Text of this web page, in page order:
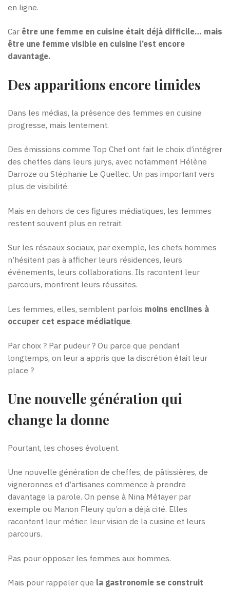
en ligne.
Car être une femme en cuisine était déjà difficile… mais
être une femme visible en cuisine l’est encore
davantage.
Des apparitions encore timides
Dans les médias, la présence des femmes en cuisine
progresse, mais lentement.
Des émissions comme Top Chef ont fait le choix d’intégrer
des cheffes dans leurs jurys, avec notamment Hélène
Darroze ou Stéphanie Le Quellec. Un pas important vers
plus de visibilité.
Mais en dehors de ces figures médiatiques, les femmes
restent souvent plus en retrait.
Sur les réseaux sociaux, par exemple, les chefs hommes
n’hésitent pas à afficher leurs résidences, leurs
événements, leurs collaborations. Ils racontent leur
parcours, montrent leurs réussites.
Les femmes, elles, semblent parfois moins enclines à
occuper cet espace médiatique.
Par choix ? Par pudeur ? Ou parce que pendant
longtemps, on leur a appris que la discrétion était leur
place ?
Une nouvelle génération qui
change la donne
Pourtant, les choses évoluent.
Une nouvelle génération de cheffes, de pâtissières, de
vigneronnes et d’artisanes commence à prendre
davantage la parole. On pense à Nina Métayer par
exemple ou Manon Fleury qu’on a déjà cité. Elles
racontent leur métier, leur vision de la cuisine et leurs
parcours.
Pas pour opposer les femmes aux hommes.
Mais pour rappeler que la gastronomie se construit